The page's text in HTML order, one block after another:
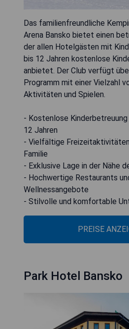
Das familienfreundliche
Arena Bansko bietet einen
der allen Hotelgästen mit
bis 12 Jahren kostenlose
anbietet. Der Club verfügt
Programm mit einer Vielzahl
Aktivitäten und Spielen.
- Kostenlose
12 Jahren
- Vielfältige
Familie
- Exklusive Lage in der Nähe
- Hochwertige Restaurants
Wellnessangebote
- Stilvolle und komfortable
PREISE
Park Hotel Bansko